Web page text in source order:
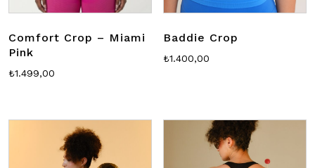
Comfort Crop – Miami
Pink
₺1.499,00
Baddie Crop
₺1.400,00